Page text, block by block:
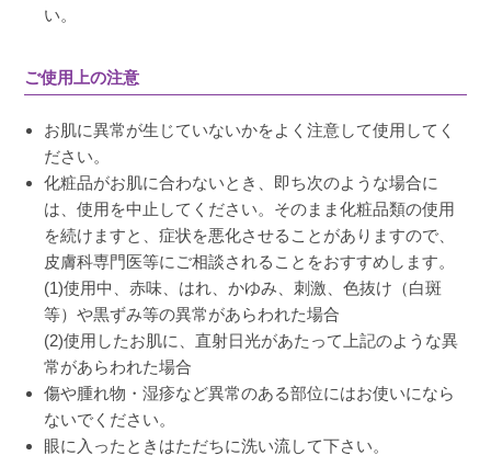
い。
ご使用上の注意
お肌に異常が生じていないかをよく注意して使用してく
ださい。
化粧品がお肌に合わないとき、即ち次のような場合に
は、使用を中止してください。そのまま化粧品類の使用
を続けますと、症状を悪化させることがありますので、
皮膚科専門医等にご相談されることをおすすめします。
(1)使用中、赤味、はれ、かゆみ、刺激、色抜け（白斑
等）や黒ずみ等の異常があらわれた場合
(2)使用したお肌に、直射日光があたって上記のような異
常があらわれた場合
傷や腫れ物・湿疹など異常のある部位にはお使いになら
ないでください。
眼に入ったときはただちに洗い流して下さい。